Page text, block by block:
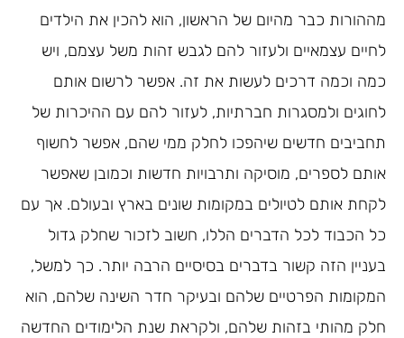
מההורות כבר מהיום של הראשון, הוא להכין את הילדים
לחיים עצמאיים ולעזור להם לגבש זהות משל עצמם, ויש
כמה וכמה דרכים לעשות את זה. אפשר לרשום אותם
לחוגים ולמסגרות חברתיות, לעזור להם עם ההיכרות של
תחביבים חדשים שיהפכו לחלק ממי שהם, אפשר לחשוף
אותם לספרים, מוסיקה ותרבויות חדשות וכמובן שאפשר
לקחת אותם לטיולים במקומות שונים בארץ ובעולם. אך עם
כל הכבוד לכל הדברים הללו, חשוב לזכור שחלק גדול
בעניין הזה קשור בדברים בסיסיים הרבה יותר. כך למשל,
המקומות הפרטיים שלהם ובעיקר חדר השינה שלהם, הוא
חלק מהותי בזהות שלהם, ולקראת שנת הלימודים החדשה